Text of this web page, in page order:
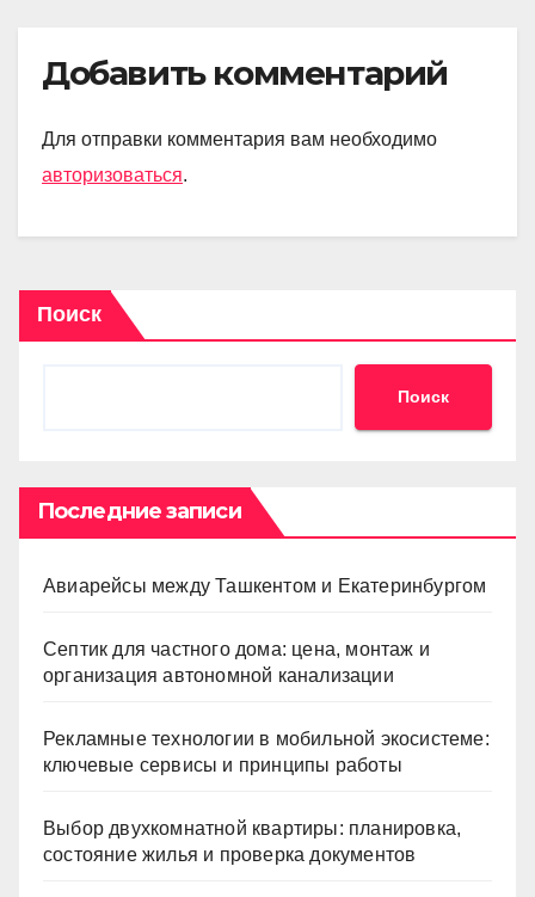
Добавить комментарий
Для отправки комментария вам необходимо
авторизоваться.
Поиск
Поиск
Последние записи
Авиарейсы между Ташкентом и Екатеринбургом
Септик для частного дома: цена, монтаж и
организация автономной канализации
Рекламные технологии в мобильной экосистеме:
ключевые сервисы и принципы работы
Выбор двухкомнатной квартиры: планировка,
состояние жилья и проверка документов